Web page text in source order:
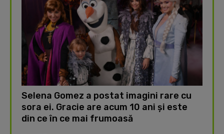
Selena Gomez a postat imagini rare cu
sora ei. Gracie are acum 10 ani și este
din ce în ce mai frumoasă